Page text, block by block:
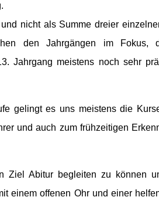
nicht als Summe dreier
den Jahrgängen im Fokus,
Jahrgang meistens noch sehr
gelingt es uns meistens die
und auch zum frühzeitigen
Abitur begleiten zu können
einem offenen Ohr und einer